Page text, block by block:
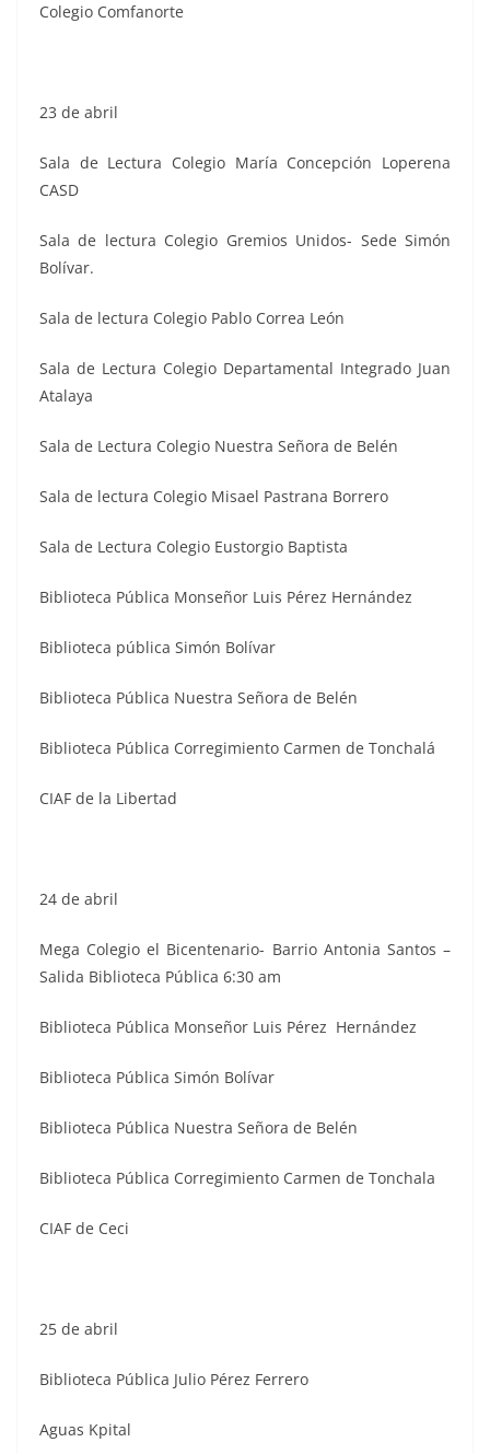
Colegio Comfanorte
23 de abril
Sala de Lectura Colegio María Concepción Loperena
CASD
Sala de lectura Colegio Gremios Unidos- Sede Simón
Bolívar.
Sala de lectura Colegio Pablo Correa León
Sala de Lectura Colegio Departamental Integrado Juan
Atalaya
Sala de Lectura Colegio Nuestra Señora de Belén
Sala de lectura Colegio Misael Pastrana Borrero
Sala de Lectura Colegio Eustorgio Baptista
Biblioteca Pública Monseñor Luis Pérez Hernández
Biblioteca pública Simón Bolívar
Biblioteca Pública Nuestra Señora de Belén
Biblioteca Pública Corregimiento Carmen de Tonchalá
CIAF de la Libertad
24 de abril
Mega Colegio el Bicentenario- Barrio Antonia Santos –
Salida Biblioteca Pública 6:30 am
Biblioteca Pública Monseñor Luis Pérez Hernández
Biblioteca Pública Simón Bolívar
Biblioteca Pública Nuestra Señora de Belén
Biblioteca Pública Corregimiento Carmen de Tonchala
CIAF de Ceci
25 de abril
Biblioteca Pública Julio Pérez Ferrero
Aguas Kpital